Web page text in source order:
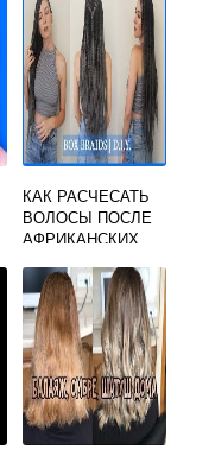
КАК РАСЧЕСАТЬ
ВОЛОСЫ ПОСЛЕ
АФРИКАНСКИХ